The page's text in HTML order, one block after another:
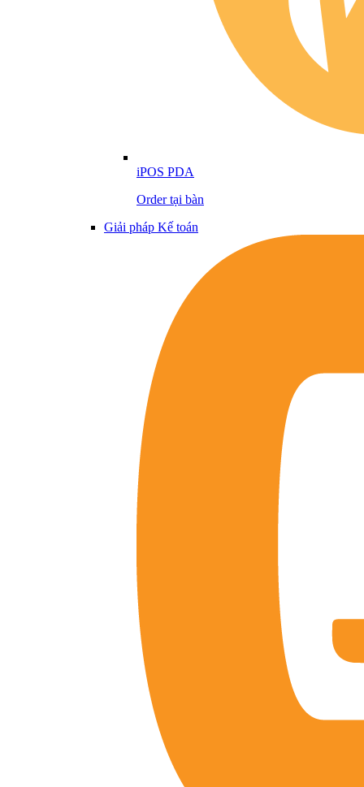
iPOS PDA
Order tại bàn
Giải pháp Kế toán